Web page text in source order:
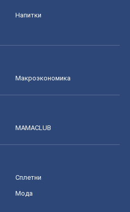
Напитки
Mакроэкономика
MAMACLUB
Сплетни
Мода